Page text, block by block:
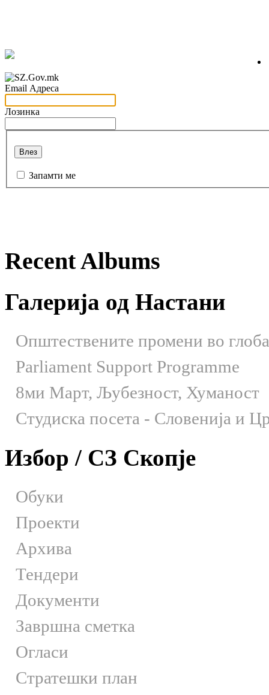
Email Адреса
Лозинка
Влез
Запамти ме
Recent Albums
Галерија од Настани
Општествените промени во
Parliament Support Programme
8ми Март, Љубезност, Хуманост
Студиска посета - Словенија и
Избор / СЗ Скопје
Обуки
Проекти
Архива
Тендери
Документи
Завршна сметка
Огласи
Стратешки план